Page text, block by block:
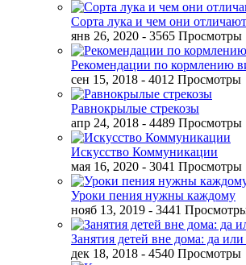
Сорта лука и чем они
янв 26, 2020 - 3565 Просмотры
Рекомендации по кормлению
сен 15, 2018 - 4012 Просмотры
Равнокрылые стрекозы
апр 24, 2018 - 4489 Просмотры
Искусство Коммуникации
мая 16, 2020 - 3041 Просмотры
Уроки пения нужны каждому
нояб 13, 2019 - 3441
Занятия детей вне дома: да или
дек 18, 2018 - 4540 Просмотры